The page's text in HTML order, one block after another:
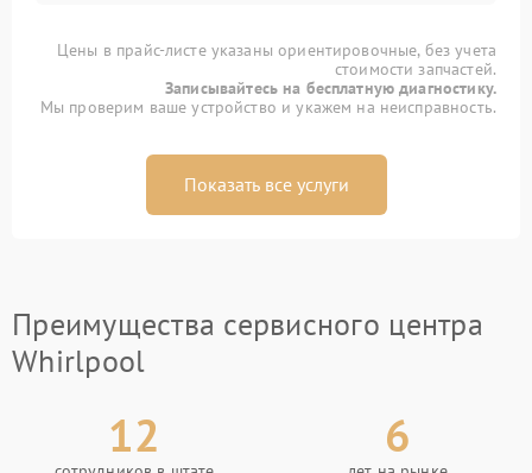
Цены в прайс-листе указаны ориентировочные, без учета
стоимости запчастей.
Записывайтесь на бесплатную диагностику.
Мы проверим ваше устройство и укажем на неисправность.
Показать все услуги
Преимущества сервисного центра
Whirlpool
12 6